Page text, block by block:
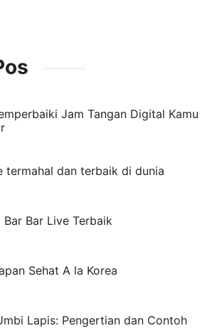
Jam Tangan Digital Kamu
termahal dan terbaik di dunia
Bar Live Terbaik
Sehat A la Korea
Lapis: Pengertian dan Contoh